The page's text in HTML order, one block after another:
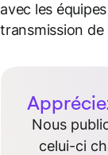
avec les
transmission de
Nous
celui-ci